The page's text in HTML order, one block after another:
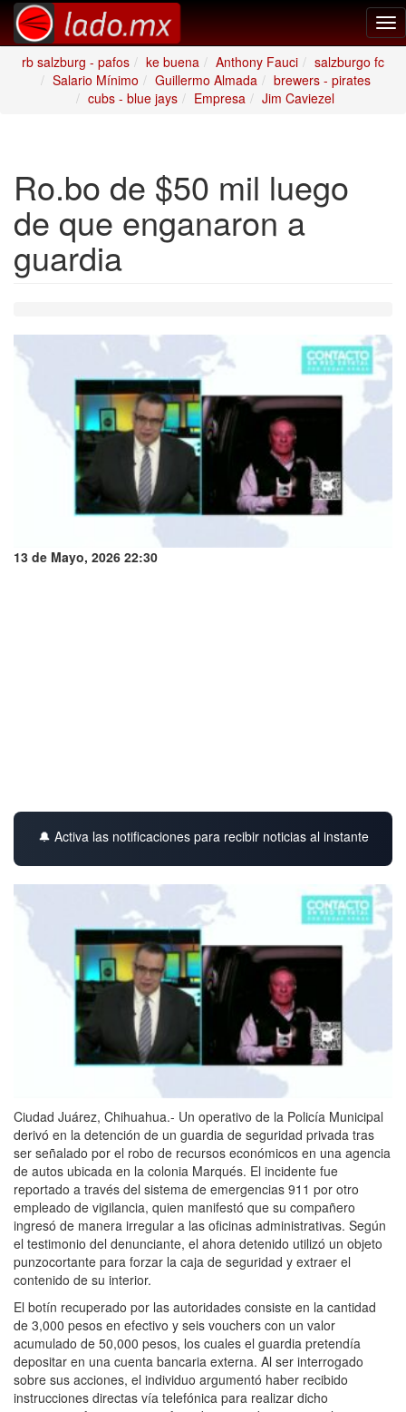
rb salzburg - pafos
ke buena Anthony Fauci
salzburgo fc
Salario Mínimo
Guillermo Almada
brewers - pirates
cubs - blue jays
Empresa Jim Caviezel
Ro.bo de $50 mil luego
de que enganaron a
guardia
13 de Mayo, 2026 22:30
🔔 Activa las notificaciones para recibir noticias al instante
Ciudad Juárez, Chihuahua.- Un operativo de la Policía Municipal
derivó en la detención de un guardia de seguridad privada tras
ser señalado por el robo de recursos económicos en una agencia
de autos ubicada en la colonia Marqués. El incidente fue
reportado a través del sistema de emergencias 911 por otro
empleado de vigilancia, quien manifestó que su compañero
ingresó de manera irregular a las oficinas administrativas. Según
el testimonio del denunciante, el ahora detenido utilizó un objeto
punzocortante para forzar la caja de seguridad y extraer el
contenido de su interior.
El botín recuperado por las autoridades consiste en la cantidad
de 3,000 pesos en efectivo y seis vouchers con un valor
acumulado de 50,000 pesos, los cuales el guardia pretendía
depositar en una cuenta bancaria externa. Al ser interrogado
sobre sus acciones, el individuo argumentó haber recibido
instrucciones directas vía telefónica para realizar dicho